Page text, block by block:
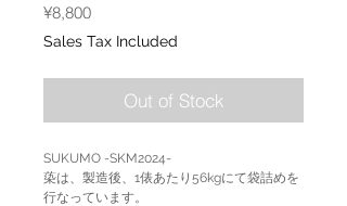
¥8,800Price
Sales Tax Included
Out of Stock
SUKUMO -SKM2024-
蒅は、製造後、1俵あたり56kgにて袋詰めを
行なっています。